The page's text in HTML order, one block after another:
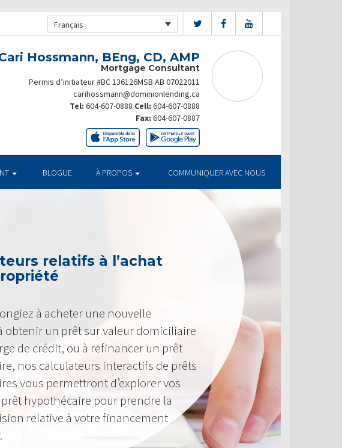
Français
Hossmann, BEng, CD, AMP
Mortgage Consultant
Permis d’initiateur #BC 136126MSB AB 07022011
carihossmann@dominionlending.ca
Tel: 604-607-0888 Cell: 604-607-0888
Fax: 604-607-0887
BLOGUE À PROPOS COMMUNIQUER AVEC NOUS
relatifs à l’achat
à acheter une nouvelle
obtenir un prêt sur valeur domiciliaire
de crédit, ou à refinancer un prêt
nos calculateurs interactifs de prêts
vous permettront d’explorer vos
hypothécaire pour prendre la
relative à votre financement